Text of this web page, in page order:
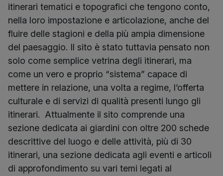
itinerari tematici e topografici che tengono conto,
nella loro impostazione e articolazione, anche del
fluire delle stagioni e della più ampia dimensione
del paesaggio. Il sito è stato tuttavia pensato non
solo come semplice vetrina degli itinerari, ma
come un vero e proprio “sistema” capace di
mettere in relazione, una volta a regime, l’offerta
culturale e di servizi di qualità presenti lungo gli
itinerari. Attualmente il sito comprende una
sezione dedicata ai giardini con oltre 200 schede
descrittive del luogo e delle attività, più di 30
itinerari, una sezione dedicata agli eventi e articoli
di approfondimento su vari temi legati al